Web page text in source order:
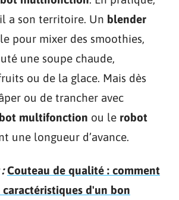
a son territoire. Un blender
pour mixer des smoothies,
une soupe chaude,
ou de la glace. Mais dès
ou de trancher avec
multifonction ou le robot
une longueur d’avance.
Couteau de qualité : comment
d'un bon